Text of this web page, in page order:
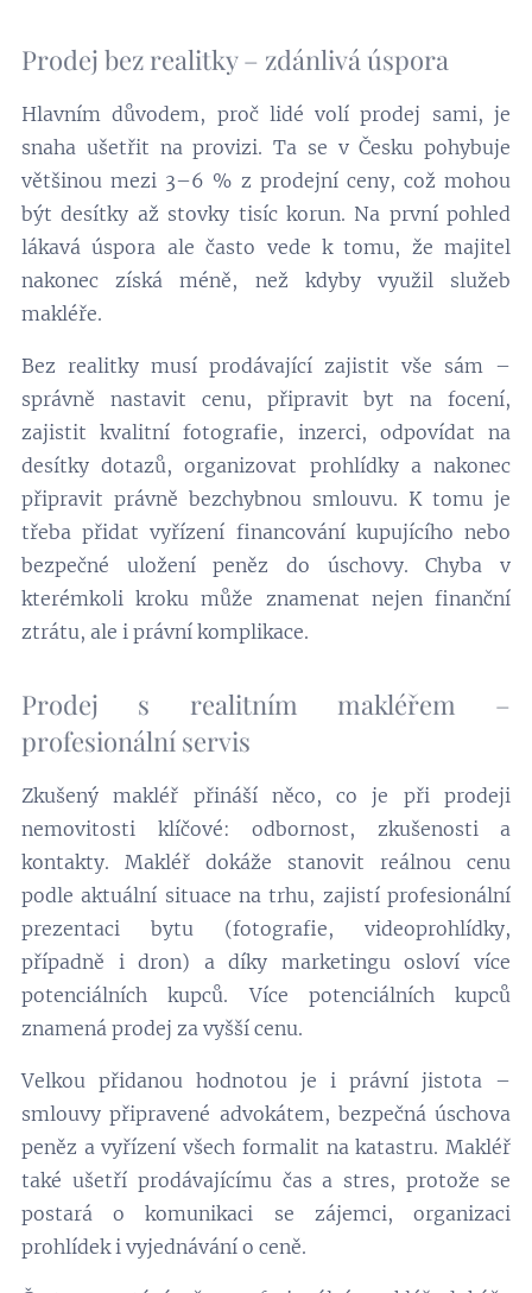
Prodej bez realitky – zdánlivá úspora
Hlavním důvodem, proč lidé volí prodej sami, je
snaha ušetřit na provizi. Ta se v Česku pohybuje
většinou mezi 3–6 % z prodejní ceny, což mohou
být desítky až stovky tisíc korun. Na první pohled
lákavá úspora ale často vede k tomu, že majitel
nakonec získá méně, než kdyby využil služeb
makléře.
Bez realitky musí prodávající zajistit vše sám –
správně nastavit cenu, připravit byt na focení,
zajistit kvalitní fotografie, inzerci, odpovídat na
desítky dotazů, organizovat prohlídky a nakonec
připravit právně bezchybnou smlouvu. K tomu je
třeba přidat vyřízení financování kupujícího nebo
bezpečné uložení peněz do úschovy. Chyba v
kterémkoli kroku může znamenat nejen finanční
ztrátu, ale i právní komplikace.
Prodej s realitním makléřem –
profesionální servis
Zkušený makléř přináší něco, co je při prodeji
nemovitosti klíčové: odbornost, zkušenosti a
kontakty. Makléř dokáže stanovit reálnou cenu
podle aktuální situace na trhu, zajistí profesionální
prezentaci bytu (fotografie, videoprohlídky,
případně i dron) a díky marketingu osloví více
potenciálních kupců. Více potenciálních kupců
znamená prodej za vyšší cenu.
Velkou přidanou hodnotou je i právní jistota –
smlouvy připravené advokátem, bezpečná úschova
peněz a vyřízení všech formalit na katastru. Makléř
také ušetří prodávajícímu čas a stres, protože se
postará o komunikaci se zájemci, organizaci
prohlídek i vyjednávání o ceně.